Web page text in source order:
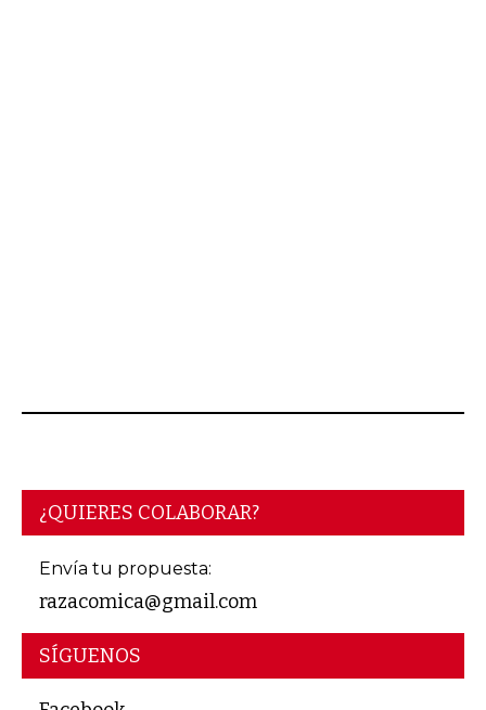
¿QUIERES COLABORAR?
Envía tu propuesta:
razacomica@gmail.com
SÍGUENOS